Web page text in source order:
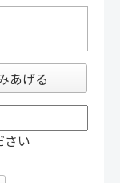
あげる
さい